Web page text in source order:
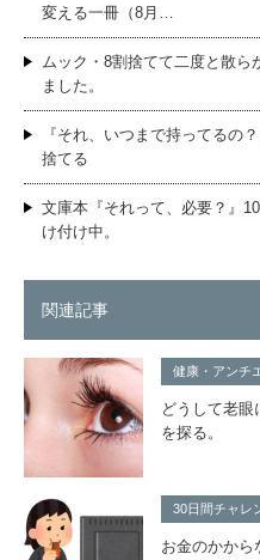
変える一冊（8月…
ムック・8割捨てて二度と散ら
ました。
『それ、いつまで持ってるの
捨てる
文庫本『それって、必要？』
け付け中。
関連記事
健康・アンチ
どうして老
を探る。
30日間チャレ
お金のかから